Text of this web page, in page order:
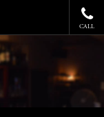
CALL